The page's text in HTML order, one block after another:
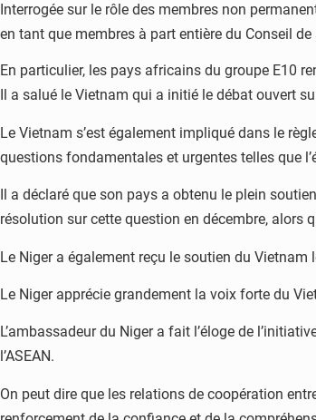
Interrogée sur le rôle des membres non
en tant que membres à part entière du Conseil
En particulier, les pays africains du groupe E10
Il a salué le Vietnam qui a initié le débat ouvert
Le Vietnam s’est également impliqué dans le
questions fondamentales et urgentes telles que
Il a déclaré que son pays a obtenu le plein
résolution sur cette question en décembre, alors
Le Niger a également reçu le soutien du
Le Niger apprécie grandement la voix forte du
L’ambassadeur du Niger a fait l’éloge de
l’ASEAN.
On peut dire que les relations de coopération